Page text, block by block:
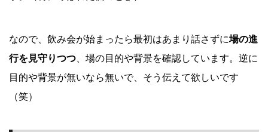
なので、飲み会が始まったら最初はあまり話さずに場の進
行を見守りつつ、場の目的や背景を確認しています。逆に
目的や背景が無いなら無いで、そう伝えて欲しいです
（笑）